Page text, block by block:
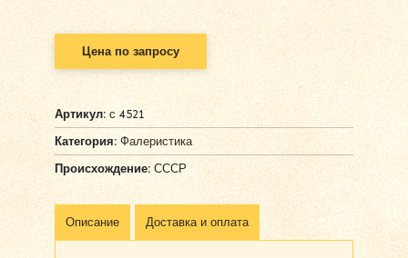
Цена по запросу
Артикул:с 4521
Категория: Фалеристика
Происхождение: СССР
Описание Доставка и оплата